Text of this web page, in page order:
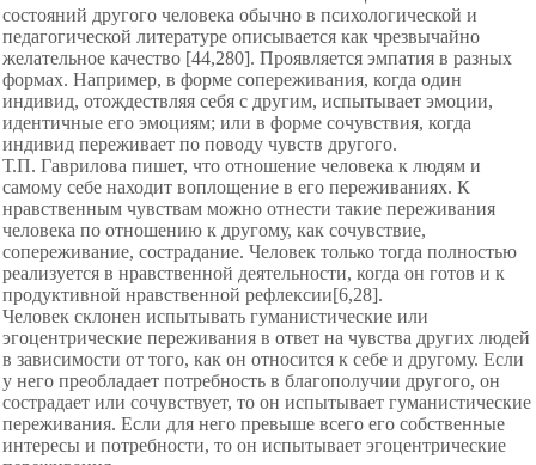
состояний другого человека обычно в психологической и
педагогической литературе описывается как чрезвычайно
желательное качество [44,280]. Проявляется эмпатия в разных
формах. Например, в форме сопереживания, когда один
индивид, отождествляя себя с другим, испытывает эмоции,
идентичные его эмоциям; или в форме сочувствия, когда
индивид переживает по поводу чувств другого.
Т.П. Гаврилова пишет, что отношение человека к людям и
самому себе находит воплощение в его переживаниях. К
нравственным чувствам можно отнести такие переживания
человека по отношению к другому, как сочувствие,
сопереживание, сострадание. Человек только тогда полностью
реализуется в нравственной деятельности, когда он готов и к
продуктивной нравственной рефлексии[6,28].
Человек склонен испытывать гуманистические или
эгоцентрические переживания в ответ на чувства других людей
в зависимости от того, как он относится к себе и другому. Если
у него преобладает потребность в благополучии другого, он
сострадает или сочувствует, то он испытывает гуманистические
переживания. Если для него превыше всего его собственные
интересы и потребности, то он испытывает эгоцентрические